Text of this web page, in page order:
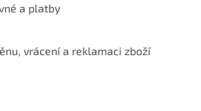
a platby
vrácení a reklamaci zboží